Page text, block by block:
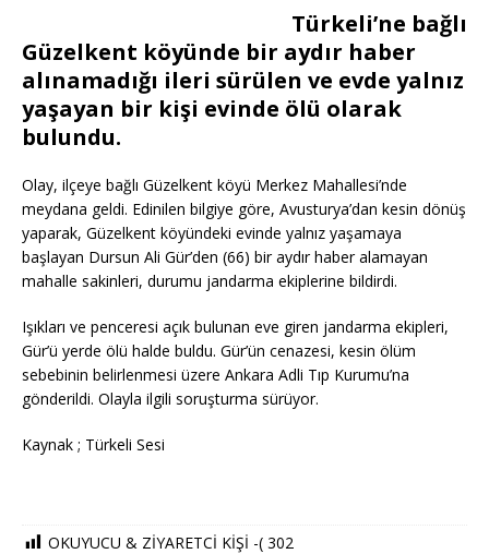
Türkeli’ne bağlı
Güzelkent köyünde bir aydır haber
alınamadığı ileri sürülen ve evde yalnız
yaşayan bir kişi evinde ölü olarak
bulundu.
Olay, ilçeye bağlı Güzelkent köyü Merkez Mahallesi’nde
meydana geldi. Edinilen bilgiye göre, Avusturya’dan kesin dönüş
yaparak, Güzelkent köyündeki evinde yalnız yaşamaya
başlayan Dursun Ali Gür’den (66) bir aydır haber alamayan
mahalle sakinleri, durumu jandarma ekiplerine bildirdi.
Işıkları ve penceresi açık bulunan eve giren jandarma ekipleri,
Gür’ü yerde ölü halde buldu. Gür’ün cenazesi, kesin ölüm
sebebinin belirlenmesi üzere Ankara Adli Tıp Kurumu’na
gönderildi. Olayla ilgili soruşturma sürüyor.
Kaynak ; Türkeli Sesi
OKUYUCU & ZİYARETCİ KİŞİ -( 302